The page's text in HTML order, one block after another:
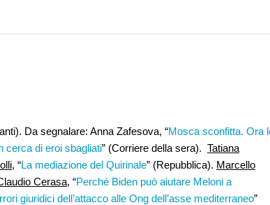
Da segnalare: Anna Zafesova, “Mosca sconfitta. Ora
cerca di eroi sbagliati” (Corriere della sera). Tatiana
, “La mediazione del Quirinale” (Repubblica). Marcello
Cerasa, “Perché Biden può aiutare Meloni a
giuridici dell’attacco alle Ong dell’asse mediterraneo”